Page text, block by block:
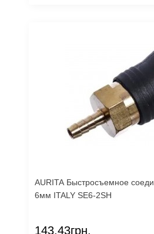
AURITA Быстросъемное соединение на шланг
6мм ITALY SE6-2SH
143.43грн.